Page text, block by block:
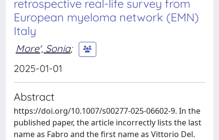
retrospective real-life survey from
European myeloma network (EMN)
Italy
More', Sonia;
2025-01-01
Abstract
https://doi.org/10.1007/s00277-025-06602-9. In the
published paper, the article incorrectly lists the last
name as Fabro and the first name as Vittorio Del.